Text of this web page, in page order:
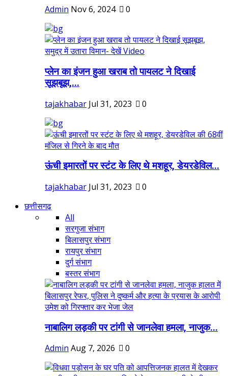
Admin Nov 6, 2024 0
प्लेन का इंजन हुआ खराब तो पायलट ने दिखाई
सूझबूझ,...
tajakhabar Jul 31, 2023 0
ऊंची इमारतों पर स्टंट के लिए थे मशहूर, डेयरडेविल...
tajakhabar Jul 31, 2023
0
छत्तीसगढ़
All
सरगुजा संभाग
बिलासपुर संभाग
रायपुर संभाग
दुर्ग संभाग
बस्तर संभाग
नाबालिग लड़की पर टांगी से जानलेवा हमला, नाजुक...
Admin Aug 7, 2026 0